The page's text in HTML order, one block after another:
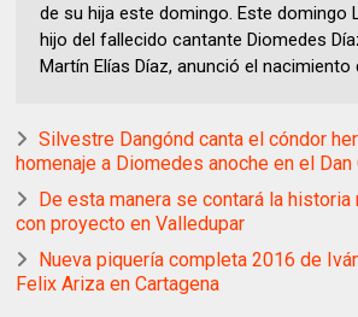
de su hija este domingo. Este domingo
hijo del fallecido cantante Diomedes
Martín Elías Díaz, anunció el nacimiento
Silvestre Dangónd canta el cóndor
homenaje a Diomedes anoche en el Dan
De esta manera se contará la
con proyecto en Valledupar
Nueva piquería completa 2016 de
Felix Ariza en Cartagena